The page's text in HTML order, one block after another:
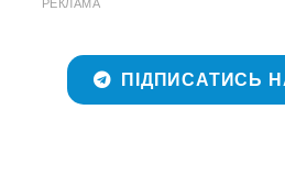
РЕКЛАМА
ПІДПИСАТИСЬ